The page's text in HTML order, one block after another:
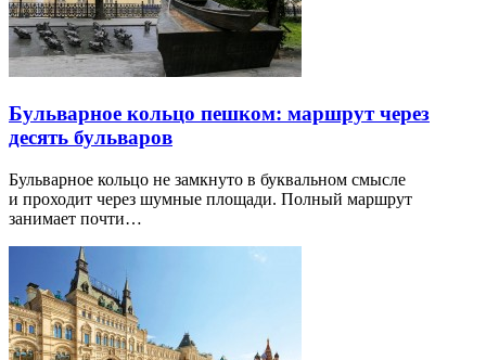
Бульварное кольцо пешком: маршрут через
десять бульваров
Бульварное кольцо не замкнуто в буквальном смысле
и проходит через шумные площади. Полный маршрут
занимает почти…